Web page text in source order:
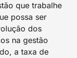
que trabalhe
possa ser
dos
na gestão
a taxa de